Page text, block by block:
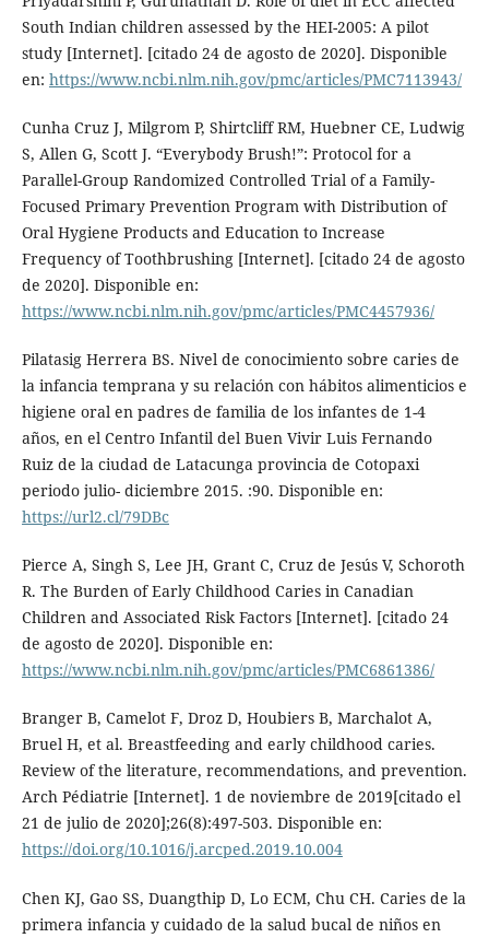
South Indian children assessed by the HEI-2005: A pilot
study [Internet]. [citado 24 de agosto de 2020]. Disponible
en: https://www.ncbi.nlm.nih.gov/pmc/articles/PMC7113943/
Cunha Cruz J, Milgrom P, Shirtcliff RM, Huebner CE, Ludwig
S, Allen G, Scott J. “Everybody Brush!”: Protocol for a
Parallel-Group Randomized Controlled Trial of a Family-
Focused Primary Prevention Program with Distribution of
Oral Hygiene Products and Education to Increase
Frequency of Toothbrushing [Internet]. [citado 24 de agosto
de 2020]. Disponible en:
https://www.ncbi.nlm.nih.gov/pmc/articles/PMC4457936/
Pilatasig Herrera BS. Nivel de conocimiento sobre caries de
la infancia temprana y su relación con hábitos alimenticios e
higiene oral en padres de familia de los infantes de 1-4
años, en el Centro Infantil del Buen Vivir Luis Fernando
Ruiz de la ciudad de Latacunga provincia de Cotopaxi
periodo julio- diciembre 2015. :90. Disponible en:
https://url2.cl/79DBc
Pierce A, Singh S, Lee JH, Grant C, Cruz de Jesús V, Schoroth
R. The Burden of Early Childhood Caries in Canadian
Children and Associated Risk Factors [Internet]. [citado 24
de agosto de 2020]. Disponible en:
https://www.ncbi.nlm.nih.gov/pmc/articles/PMC6861386/
Branger B, Camelot F, Droz D, Houbiers B, Marchalot A,
Bruel H, et al. Breastfeeding and early childhood caries.
Review of the literature, recommendations, and prevention.
Arch Pédiatrie [Internet]. 1 de noviembre de 2019[citado el
21 de julio de 2020];26(8):497-503. Disponible en:
https://doi.org/10.1016/j.arcped.2019.10.004
Chen KJ, Gao SS, Duangthip D, Lo ECM, Chu CH. Caries de la
primera infancia y cuidado de la salud bucal de niños en